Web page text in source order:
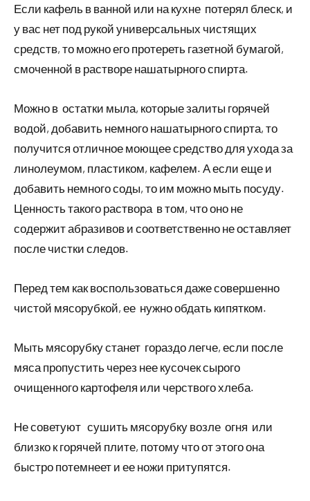
Если кафель в ванной или на кухне потерял блеск, и
у вас нет под рукой универсальных чистящих
средств, то можно его протереть газетной бумагой,
смоченной в растворе нашатырного спирта.
Можно в остатки мыла, которые залиты горячей
водой, добавить немного нашатырного спирта, то
получится отличное моющее средство для ухода за
линолеумом, пластиком, кафелем. А если еще и
добавить немного соды, то им можно мыть посуду.
Ценность такого раствора в том, что оно не
содержит абразивов и соответственно не оставляет
после чистки следов.
Перед тем как воспользоваться даже совершенно
чистой мясорубкой, ее нужно обдать кипятком.
Мыть мясорубку станет гораздо легче, если после
мяса пропустить через нее кусочек сырого
очищенного картофеля или черствого хлеба.
Не советуют сушить мясорубку возле огня или
близко к горячей плите, потому что от этого она
быстро потемнеет и ее ножи притупятся.